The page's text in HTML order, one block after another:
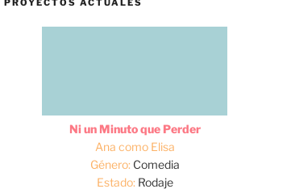
PROYECTOS ACTUALES
Ni un Minuto que Perder
Ana como Elisa
Género:Comedia
Estado:Rodaje